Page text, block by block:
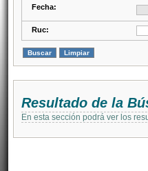
Fecha:
Ruc:
Resultado de la
En esta sección podrá ver los